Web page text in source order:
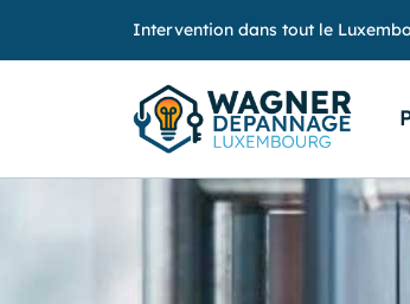
Intervention dans tout le